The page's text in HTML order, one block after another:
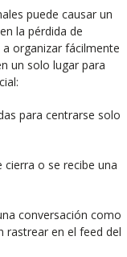
puede causar un
la pérdida de
organizar fácilmente
un solo lugar para
para centrarse solo
o se recibe una
conversación como
rastrear en el feed del